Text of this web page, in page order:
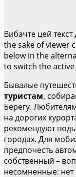
Вибачте цей текст
the sake of viewer
below in the
to switch the active
Бывалые
туристам,
Берегу.
на дорогих
рекомендуют
городах. Для
предпочесть
собственный –
несомненные: нет